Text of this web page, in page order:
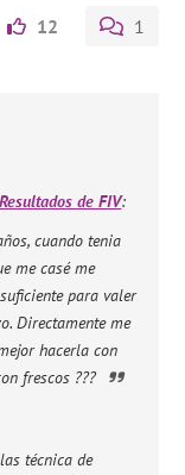
12 1
Resultados de FIV:
cuando tenia
me casé me
para valer
Directamente me
hacerla con
frescos ???
técnica de